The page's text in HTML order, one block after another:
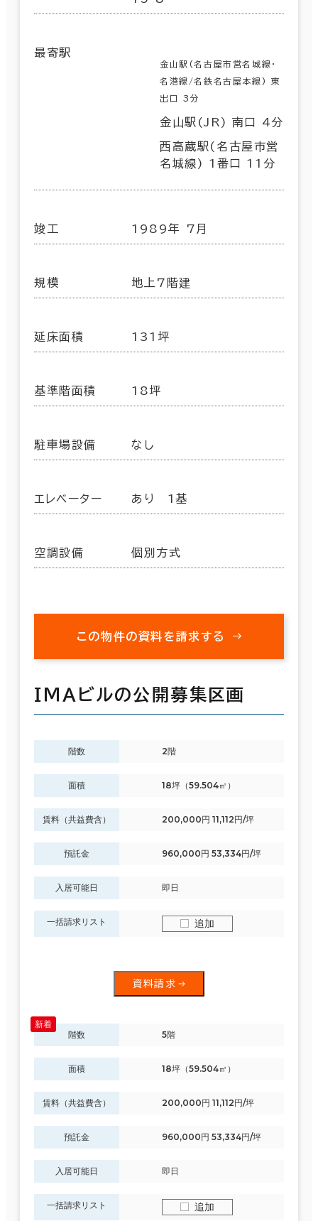
最寄駅
金山駅(名古屋市営名城線･
名港線/名鉄名古屋本線) 東
出口 3分
金山駅(JR) 南口 4分
西高蔵駅(名古屋市営
名城線) 1番口 11分
竣工 1989年 7月
規模 地上7階建
延床面積 131坪
基準階面積 18坪
駐車場設備 なし
エレベーター あり 1基
空調設備 個別方式
この物件の資料を請求する
ＩＭＡビルの公開募集区画
階数 2階
面積 18坪（59.504㎡）
賃料（共益費含） 200,000円 11,112円/坪
預託金 960,000円 53,334円/坪
入居可能日 即日
一括請求リスト 追加
資料請求
階数 5階
面積 18坪（59.504㎡）
賃料（共益費含） 200,000円 11,112円/坪
預託金 960,000円 53,334円/坪
入居可能日 即日
一括請求リスト 追加